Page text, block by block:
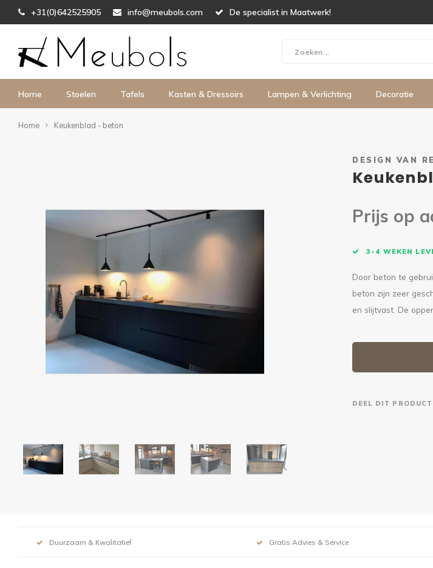
+31(0)642525905 info@meubols.com De specialist in Maatwerk!
Home Stoelen Tafels Kasten & Dressoirs Lampen & Verlichting Decoratie
Home Keukenblad - beton
DESIGN VAN
Prijs op
3-4 WEKEN
Door beton te
beton zijn zeer
en slijtvast. De
DEEL DIT
Duurzaam & Kwalitatief Gratis Advies & Service